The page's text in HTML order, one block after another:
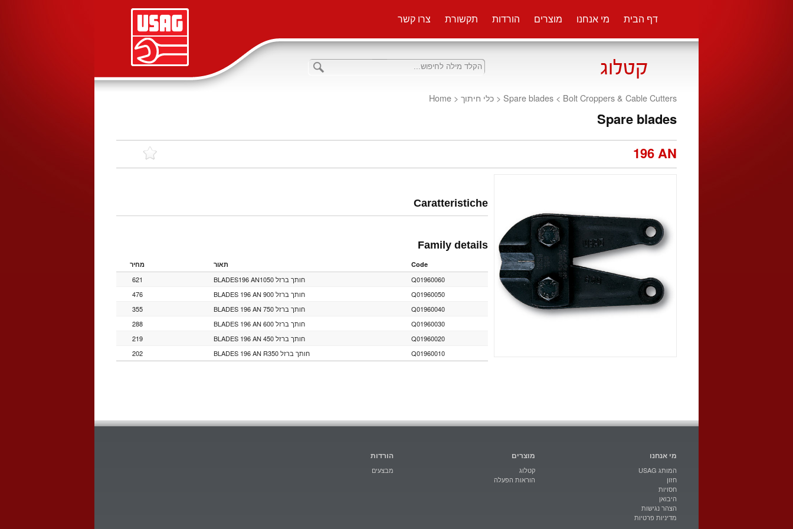
דף הבית מי אנחנו מוצרים הורדות תקשורת צרו קשר
Spare blades < Bolt Croppers & Cable Cutters
< כלי חיתוך <
Home
Spare blades
196 AN
Caratteristiche
Family details
Code תאור מחיר
Q01960060 חותך ברזל BLADES196 AN1050
621
Q01960050
חותך ברזל BLADES 196 AN 900
476
Q01960040
חותך ברזל BLADES 196 AN 750
355
Q01960030
חותך ברזל BLADES 196 AN 600
288
Q01960020
חותך ברזל BLADES 196 AN 450
219
Q01960010
חותך ברזל BLADES 196 AN R350 202
מי אנחנו
USAG המותג
חזון
חסויות
היבואן
הצהר נגישות
מדיניות פרטיות
מוצרים
קטלוג
הוראות הפעלה
הורדות
מבצעים